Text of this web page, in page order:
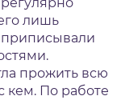
лишь
прожить всю
кем. По работе